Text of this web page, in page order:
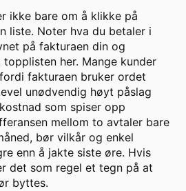
ikke bare om å klikke på
liste. Noter hva du betaler i
på fakturaen din og
her. Mange kunder
fakturaen bruker ordet
unødvendig høyt påslag
som spiser opp
mellom to avtaler bare
bør vilkår og enkel
enn å jakte siste øre. Hvis
det som regel et tegn på at
byttes.